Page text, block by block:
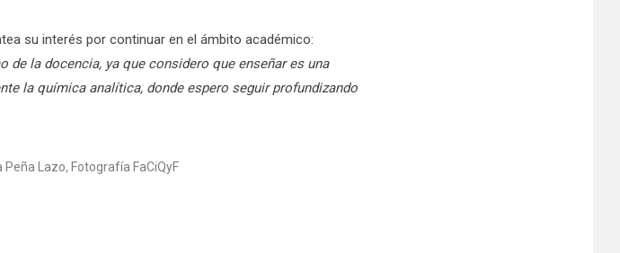
su interés por continuar en el ámbito académico:
la docencia, ya que considero que enseñar es una
la química analítica, donde espero seguir profundizando
Peña Lazo, Fotografía FaCiQyF